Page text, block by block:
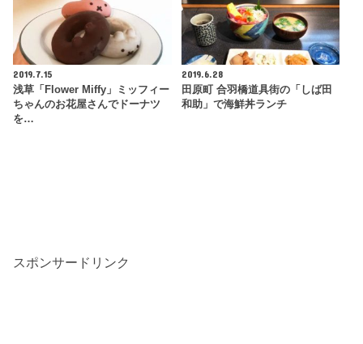
2019.7.15
浅草「Flower Miffy」ミッフィー
ちゃんのお花屋さんでドーナツ
を…
2019.6.28
田原町 合羽橋道具街の「しば田
和助」で海鮮丼ランチ
スポンサードリンク